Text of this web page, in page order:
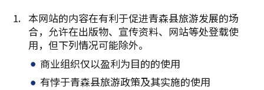
本网站的内容在有利于促进青森县旅游发展的场
合，允许在出版物、宣传资料、网站等处登载使
用，但下列情况可能除外。
商业组织仅以盈利为目的的使用
有悖于青森县旅游政策及其实施的使用